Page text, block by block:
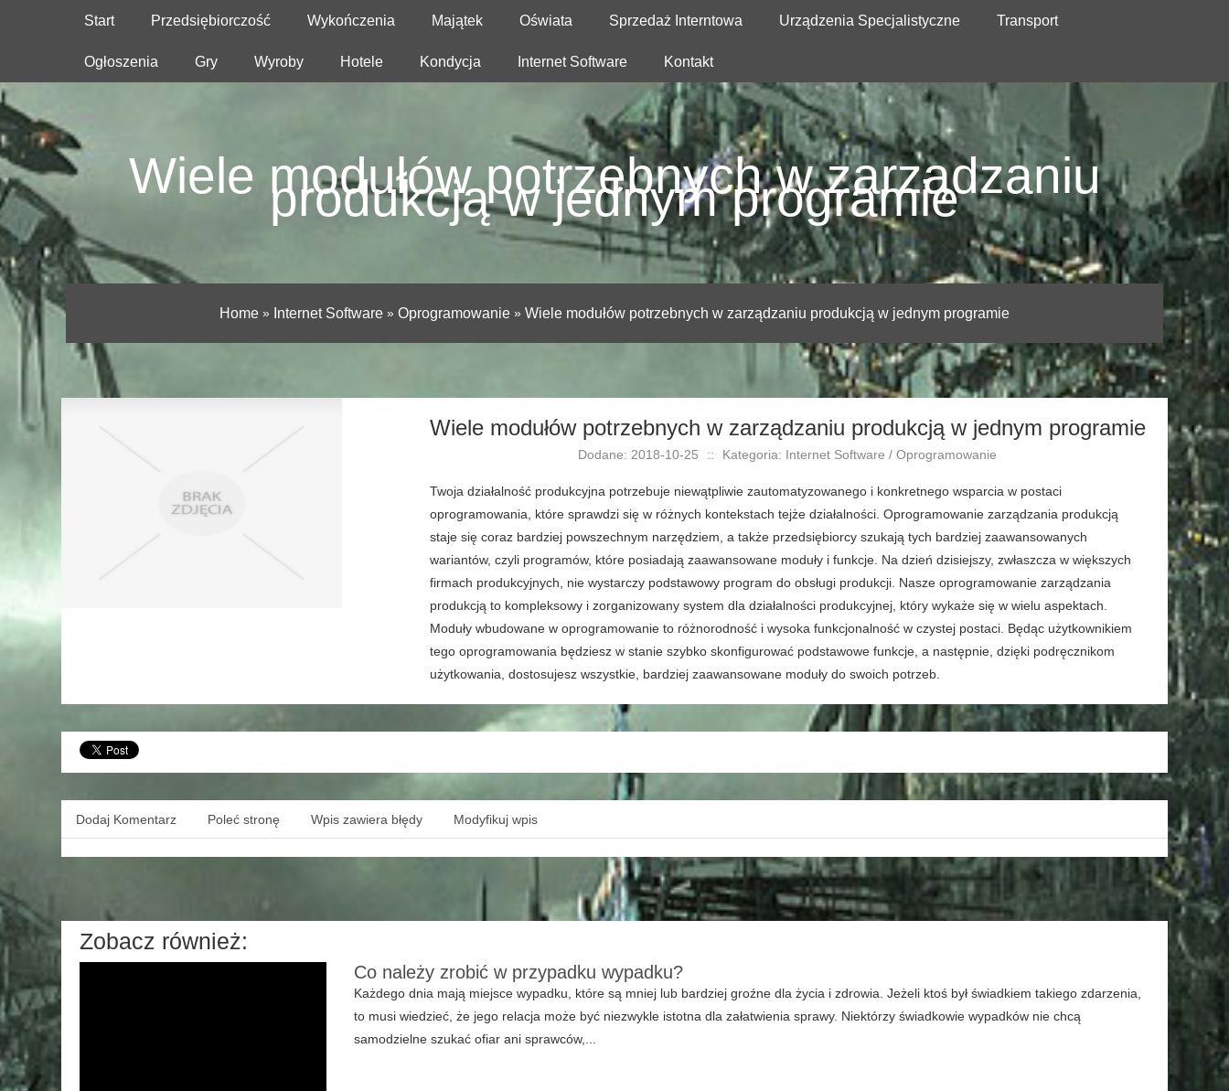
Start Przedsiębiorczość Wykończenia Majątek Oświata Sprzedaż Interntowa Urządzenia Specjalistyczne Transport
Ogłoszenia Gry Wyroby Hotele Kondycja Internet Software Kontakt
Wiele modułów potrzebnych w zarządzaniu
produkcją w jednym programie
Home » Internet Software » Oprogramowanie » Wiele modułów potrzebnych w zarządzaniu produkcją w jednym programie
Wiele modułów potrzebnych w zarządzaniu produkcją w jednym programie
Dodane: 2018-10-25 :: Kategoria: Internet Software / Oprogramowanie
Twoja działalność produkcyjna potrzebuje niewątpliwie zautomatyzowanego i konkretnego wsparcia w postaci
oprogramowania, które sprawdzi się w różnych kontekstach tejże działalności. Oprogramowanie zarządzania produkcją
staje się coraz bardziej powszechnym narzędziem, a także przedsiębiorcy szukają tych bardziej zaawansowanych
wariantów, czyli programów, które posiadają zaawansowane moduły i funkcje. Na dzień dzisiejszy, zwłaszcza w większych
firmach produkcyjnych, nie wystarczy podstawowy program do obsługi produkcji. Nasze oprogramowanie zarządzania
produkcją to kompleksowy i zorganizowany system dla działalności produkcyjnej, który wykaże się w wielu aspektach.
Moduły wbudowane w oprogramowanie to różnorodność i wysoka funkcjonalność w czystej postaci. Będąc użytkownikiem
tego oprogramowania będziesz w stanie szybko skonfigurować podstawowe funkcje, a następnie, dzięki podręcznikom
użytkowania, dostosujesz wszystkie, bardziej zaawansowane moduły do swoich potrzeb.
Dodaj Komentarz Poleć stronę Wpis zawiera błędy Modyfikuj wpis
Zobacz również:
Co należy zrobić w przypadku wypadku?
Każdego dnia mają miejsce wypadku, które są mniej lub bardziej groźne dla życia i zdrowia. Jeżeli ktoś był świadkiem takiego zdarzenia,
to musi wiedzieć, że jego relacja może być niezwykle istotna dla załatwienia sprawy. Niektórzy świadkowie wypadków nie chcą
samodzielne szukać ofiar ani sprawców,...